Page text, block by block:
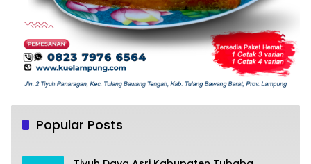
Popular Posts
Pembangunan
Juli 4, 2022